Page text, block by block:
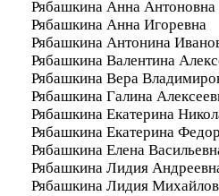
Рябашкина Анна Антоновна
Рябашкина Анна Игоревна
Рябашкина Антонина
Рябашкина Валентина
Рябашкина Вера
Рябашкина Галина
Рябашкина Екатерина
Рябашкина Екатерина
Рябашкина Елена
Рябашкина Лидия
Рябашкина Лидия